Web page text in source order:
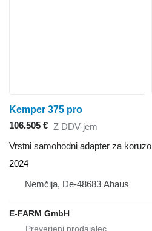
Kemper 375 pro
106.505 € Z DDV-jem
Vrstni samohodni adapter za koruzo
2024
Nemčija, De-48683 Ahaus
E-FARM GmbH